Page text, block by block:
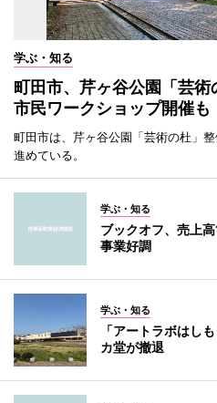
学ぶ・知る
町田市、芹ヶ谷公園「芸
市民ワークショップ開催も
町田市は、芹ヶ谷公園「芸術の杜」
進めている。
学ぶ・知る
ブックオフ、売上
事業好調
学ぶ・知る
「アートラボはし
カ堂が撤退